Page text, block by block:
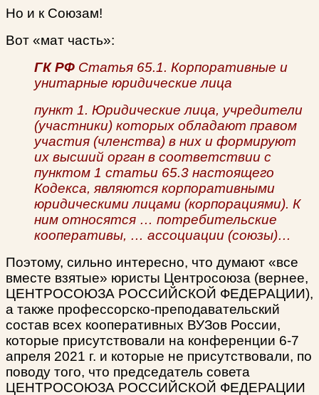
Но и к Союзам!
Вот «мат часть»:
ГК РФ Статья 65.1. Корпоративные и
унитарные юридические лица
пункт 1. Юридические лица, учредители
(участники) которых обладают правом
участия (членства) в них и формируют
их высший орган в соответствии с
пунктом 1 статьи 65.3 настоящего
Кодекса, являются корпоративными
юридическими лицами (корпорациями). К
ним относятся … потребительские
кооперативы, … ассоциации (союзы)…
Поэтому, сильно интересно, что думают «все
вместе взятые» юристы Центросоюза (вернее,
ЦЕНТРОСОЮЗА РОССИЙСКОЙ ФЕДЕРАЦИИ),
а также профессорско-преподавательский
состав всех кооперативных ВУЗов России,
которые присутствовали на конференции 6-7
апреля 2021 г. и которые не присутствовали, по
поводу того, что председатель совета
ЦЕНТРОСОЮЗА РОССИЙСКОЙ ФЕДЕРАЦИИ